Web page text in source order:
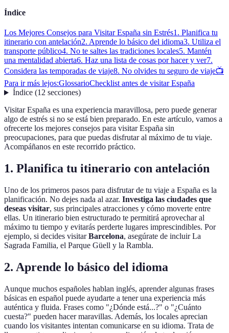
Índice
Los Mejores Consejos para Visitar España sin Estrés1. Planifica tu
itinerario con antelación2. Aprende lo básico del idioma3. Utiliza el
transporte público4. No te saltes las tradiciones locales5. Mantén
una mentalidad abierta6. Haz una lista de cosas por hacer y ver7.
Considera las temporadas de viaje8. No olvides tu seguro de viaje📺
Para ir más lejos:GlossarioChecklist antes de visitar España
Índice(12 secciones)
Visitar España es una experiencia maravillosa, pero puede generar
algo de estrés si no se está bien preparado. En este artículo, vamos a
ofrecerte los mejores consejos para visitar España sin
preocupaciones, para que puedas disfrutar al máximo de tu viaje.
Acompáñanos en este recorrido práctico.
1. Planifica tu itinerario con antelación
Uno de los primeros pasos para disfrutar de tu viaje a España es la
planificación. No dejes nada al azar. Investiga las ciudades que
deseas visitar, sus principales atracciones y cómo moverte entre
ellas. Un itinerario bien estructurado te permitirá aprovechar al
máximo tu tiempo y evitarás perderte lugares imprescindibles. Por
ejemplo, si decides visitarBarcelona, asegúrate de incluir La
Sagrada Familia, el Parque Güell y la Rambla.
2. Aprende lo básico del idioma
Aunque muchos españoles hablan inglés, aprender algunas frases
básicas en español puede ayudarte a tener una experiencia más
auténtica y fluida. Frases como "¿Dónde está...?" o "¿Cuánto
cuesta?" pueden hacer maravillas. Además, los locales aprecian
cuando los visitantes intentan comunicarse en su idioma. Trata de